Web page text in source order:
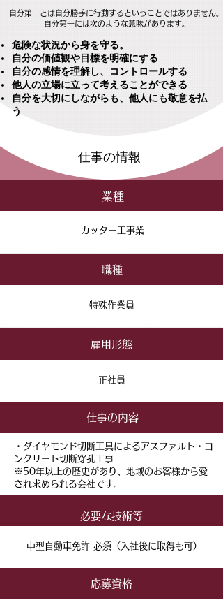
自分第一とは自分勝手に行動するということではありません。
自分第一には次のような意味があります。
危険な状況から身を守る。
自分の価値観や目標を明確にする
自分の感情を理解し、コントロールする
他人の立場に立って考えることができる
自分を大切にしながらも、他人にも敬意を払
う
​仕事の情報
業種
カッター工事業
​職種
特殊作業員
雇用形態
正社員
仕事の内容
・ダイヤモンド切断工具によるアスファルト・コ
ンクリート切断穿孔工事
​※50年以上の歴史があり、地域のお客様から愛
され求められる会社です。
必要な​技術等
​中型自動車免許 必須（ 入社後に取得も可）
応募資格